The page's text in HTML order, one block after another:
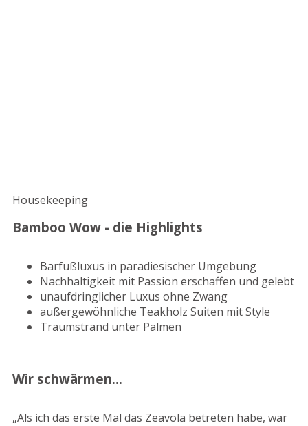
Housekeeping
Bamboo Wow - die Highlights
Barfußluxus in paradiesischer Umgebung
Nachhaltigkeit mit Passion erschaffen und gelebt
unaufdringlicher Luxus ohne Zwang
außergewöhnliche Teakholz Suiten mit Style
Traumstrand unter Palmen
Wir schwärmen...
„Als ich das erste Mal das Zeavola betreten habe, war